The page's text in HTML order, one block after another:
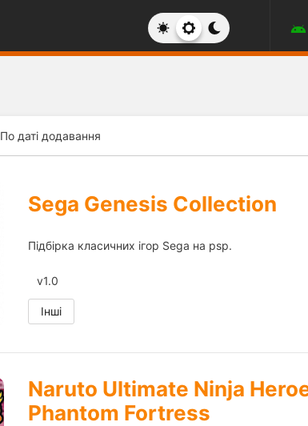
По даті додавання
Sega Genesis Collection
Підбірка класичних ігор Sega на psp.
v1.0
Інші
Naruto Ultimate Ninja
Phantom Fortress